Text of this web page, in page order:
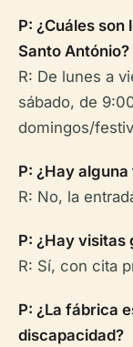
P: ¿Cuáles
Santo António?
R: De lunes a
sábado, de
domingos/
P: ¿Hay
R: No, la
P: ¿Hay visitas
R: Sí, con cita
P: ¿La fábrica
discapacidad?